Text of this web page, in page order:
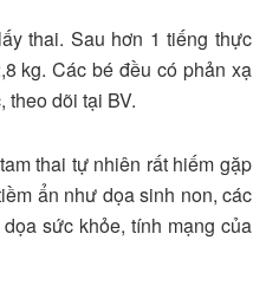
thai. Sau hơn 1 tiếng thực
kg. Các bé đều có phản xạ
theo dõi tại BV.
thai tự nhiên rất hiếm gặp
ẩn như dọa sinh non, các
sức khỏe, tính mạng của